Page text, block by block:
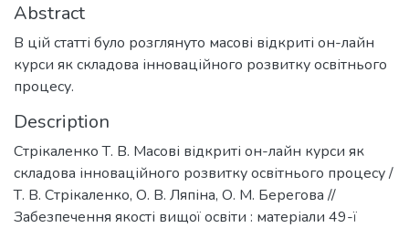
Abstract
В цій статті було розглянуто масові відкриті он-лайн
курси як складова інноваційного розвитку освітнього
процесу.
Description
Стрікаленко Т. В. Масові відкриті он-лайн курси як
складова інноваційного розвитку освітнього процесу /
Т. В. Стрікаленко, О. В. Ляпіна, О. М. Берегова //
Забезпечення якості вищої освіти : матеріали 49-ї